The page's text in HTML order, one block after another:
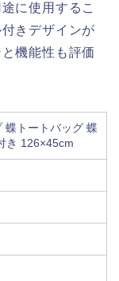
に使用するこ
きデザインが
機能性も評価
蝶トートバッグ 蝶
き 126×45cm